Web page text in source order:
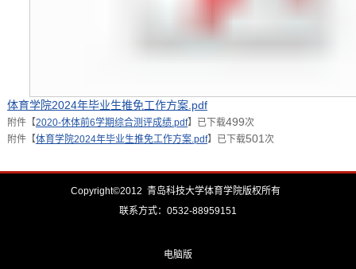
体育学院2024年毕业生推免工作方案.pdf
附件【2020-休体前6学期综合测评成绩.pdf】已下载499次
附件【体育学院2024年毕业生推免工作方案.pdf】已下载501 次
Copyright©2012 青岛科技大学体育学院版权所有
联系方式：0532-88959151
电脑版